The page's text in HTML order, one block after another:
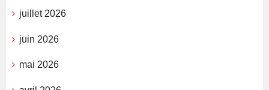
juillet 2026
juin 2026
mai 2026